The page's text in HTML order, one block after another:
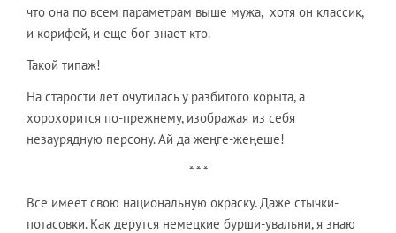
что она по всем параметрам выше мужа, хотя он классик,
и корифей, и еще бог знает кто.
Такой типаж!
На старости лет очутилась у разбитого корыта, а
хорохорится по-прежнему, изображая из себя
незаурядную персону. Ай да жеңге-жеңеше!
* * *
Всё имеет свою национальную окраску. Даже стычки-
потасовки. Как дерутся немецкие бурши-увальни, я знаю